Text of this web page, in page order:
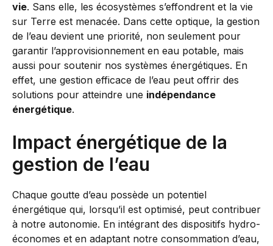
vie. Sans elle, les écosystèmes s’effondrent et la vie
sur Terre est menacée. Dans cette optique, la gestion
de l’eau devient une priorité, non seulement pour
garantir l’approvisionnement en eau potable, mais
aussi pour soutenir nos systèmes énergétiques. En
effet, une gestion efficace de l’eau peut offrir des
solutions pour atteindre une indépendance
énergétique.
Impact énergétique de la
gestion de l’eau
Chaque goutte d’eau possède un potentiel
énergétique qui, lorsqu’il est optimisé, peut contribuer
à notre autonomie. En intégrant des dispositifs hydro-
économes et en adaptant notre consommation d’eau,